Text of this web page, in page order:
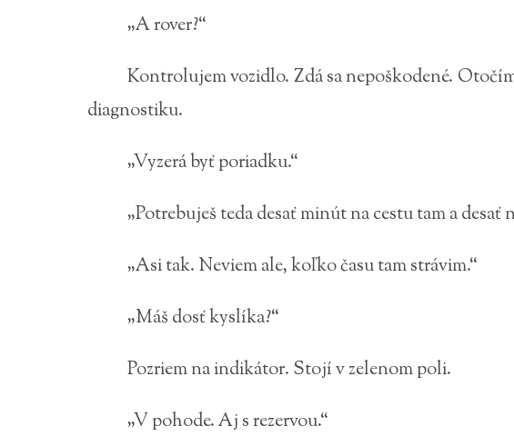
„A rover?“
Kontrolujem vozidlo. Zdá sa nepoškodené.
diagnostiku.
„Vyzerá byť poriadku.“
„Potrebuješ teda desať minút na cestu tam a desať
„Asi tak. Neviem ale, koľko času tam strávim.“
„Máš dosť kyslíka?“
Pozriem na indikátor. Stojí v zelenom poli.
„V pohode. Aj s rezervou.“